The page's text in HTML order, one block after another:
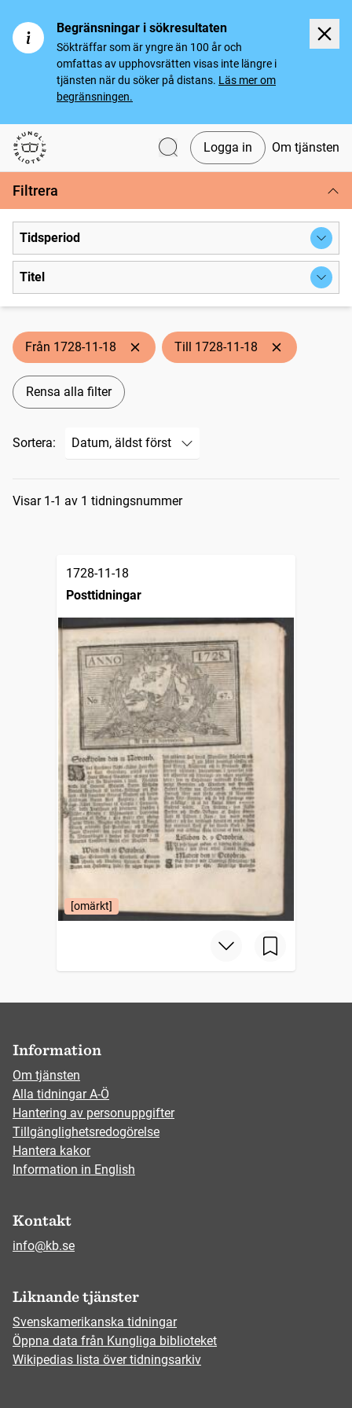
Begränsningar i sökresultaten
Sökträffar som är yngre än 100 år och
omfattas av upphovsrätten visas inte längre i
tjänsten när du söker på distans. Läs mer om
begränsningen.
Svenska tidningar
Logga in Om tjänsten
Filtrera
Tidsperiod
Titel
Från 1728-11-18 Till 1728-11-18
Rensa alla filter
Sortera:
Sökresultat
Visar 1-1 av 1 tidningsnummer
1728-11-18
Posttidningar
[omärkt]
Information
Om tjänsten
Alla tidningar A-Ö
Hantering av personuppgifter
Tillgänglighetsredogörelse
Hantera kakor
Information in English
Kontakt
info@kb.se
Liknande tjänster
Svenskamerikanska tidningar
Öppna data från Kungliga biblioteket
Wikipedias lista över tidningsarkiv